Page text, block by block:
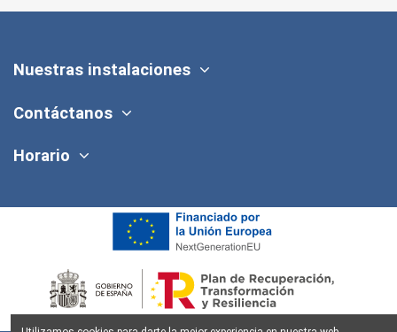
Nuestras instalaciones
Contáctanos
Horario